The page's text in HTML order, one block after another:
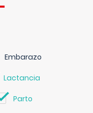
Embarazo
Lactancia
Parto